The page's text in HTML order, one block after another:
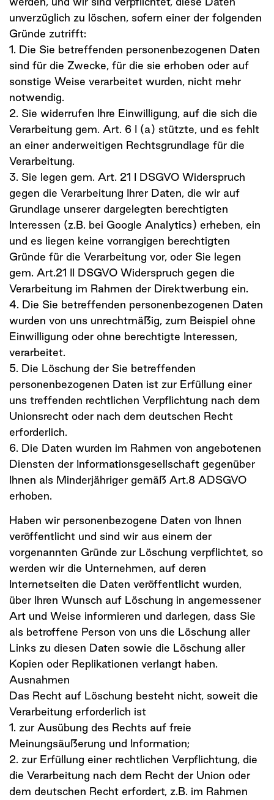
unverzüglich zu löschen, sofern einer der folgenden
Gründe zutrifft:
1. Die Sie betreffenden personenbezogenen Daten
sind für die Zwecke, für die sie erhoben oder auf
sonstige Weise verarbeitet wurden, nicht mehr
notwendig.
2. Sie widerrufen Ihre Einwilligung, auf die sich die
Verarbeitung gem. Art. 6 I (a) stützte, und es fehlt
an einer anderweitigen Rechtsgrundlage für die
Verarbeitung.
3. Sie legen gem. Art. 21 I DSGVO Widerspruch
gegen die Verarbeitung Ihrer Daten, die wir auf
Grundlage unserer dargelegten berechtigten
Interessen (z.B. bei Google Analytics) erheben, ein
und es liegen keine vorrangigen berechtigten
Gründe für die Verarbeitung vor, oder Sie legen
gem. Art.21 II DSGVO Widerspruch gegen die
Verarbeitung im Rahmen der Direktwerbung ein.
4. Die Sie betreffenden personenbezogenen Daten
wurden von uns unrechtmäßig, zum Beispiel ohne
Einwilligung oder ohne berechtigte Interessen,
verarbeitet.
5. Die Löschung der Sie betreffenden
personenbezogenen Daten ist zur Erfüllung einer
uns treffenden rechtlichen Verpflichtung nach dem
Unionsrecht oder nach dem deutschen Recht
erforderlich.
6. Die Daten wurden im Rahmen von angebotenen
Diensten der Informationsgesellschaft gegenüber
Ihnen als Minderjähriger gemäß Art.8 ADSGVO
erhoben.
Haben wir personenbezogene Daten von Ihnen
veröffentlicht und sind wir aus einem der
vorgenannten Gründe zur Löschung verpflichtet, so
werden wir die Unternehmen, auf deren
Internetseiten die Daten veröffentlicht wurden,
über Ihren Wunsch auf Löschung in angemessener
Art und Weise informieren und darlegen, dass Sie
als betroffene Person von uns die Löschung aller
Links zu diesen Daten sowie die Löschung aller
Kopien oder Replikationen verlangt haben.
Ausnahmen
Das Recht auf Löschung besteht nicht, soweit die
Verarbeitung erforderlich ist
1. zur Ausübung des Rechts auf freie
Meinungsäußerung und Information;
2. zur Erfüllung einer rechtlichen Verpflichtung, die
die Verarbeitung nach dem Recht der Union oder
dem deutschen Recht erfordert, z.B. im Rahmen